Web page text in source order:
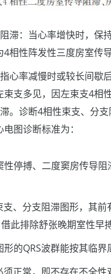
滞：当心率增快时，保
相性阵发性三度房室传导
心率减慢时或较长间歇
支多见，因左束支4相
。诊断4相性束支、分
图诊断标准为：
性停搏、二度窦房传导
支、分支阻滞图形，其
此排除舒张晚期室性早
的QRS波群能按其临界